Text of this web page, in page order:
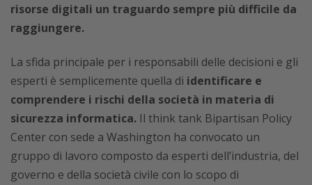
risorse digitali un traguardo sempre più difficile da
raggiungere.
La sfida principale per i responsabili delle decisioni e gli
esperti è semplicemente quella di identificare e
comprendere i rischi della società in materia di
sicurezza informatica. Il think tank Bipartisan Policy
Center con sede a Washington ha convocato un
gruppo di lavoro composto da esperti dell’industria, del
governo e della società civile con lo scopo di